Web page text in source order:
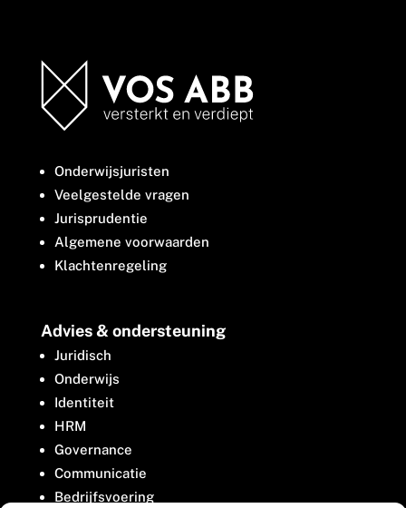
Onderwijsjuristen
Veelgestelde vragen
Jurisprudentie
Algemene voorwaarden
Klachtenregeling
Advies & ondersteuning
Juridisch
Onderwijs
Identiteit
HRM
Governance
Communicatie
Bedrijfsvoering